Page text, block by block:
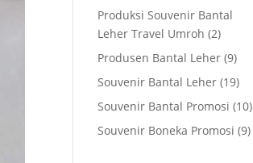
Produksi Souvenir Bantal
Leher Travel Umroh (2)
Produsen Bantal Leher(9)
Souvenir Bantal Leher(19)
Souvenir Bantal Promosi (10)
Souvenir Boneka Promosi (9)